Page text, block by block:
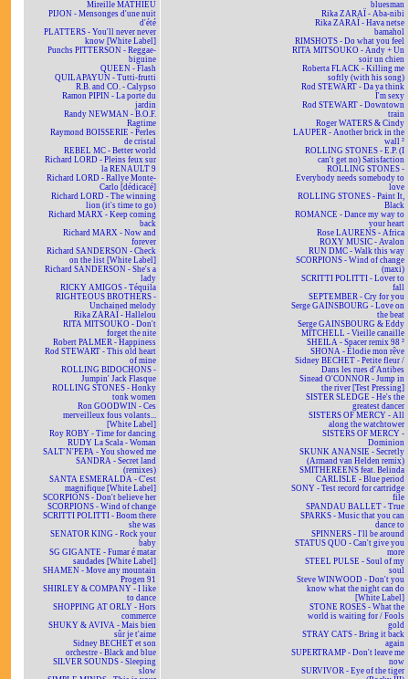
Mireille MATHIEU
PIJON - Mensonges d'une nuit
d'été
PLATTERS - You'll never never
know [White Label]
Punchs PITTERSON - Reggae-
biguine
QUEEN - Flash
QUILAPAYUN - Tutti-frutti
R.B. and CO. - Calypso
Ramon PIPIN - La porte du
jardin
Randy NEWMAN - B.O.F.
Ragtime
Raymond BOISSERIE - Perles
de cristal
REBEL MC - Better world
Richard LORD - Pleins feux sur
la RENAULT 9
Richard LORD - Rallye Monte-
Carlo [dédicacé]
Richard LORD - The winning
lion (it's time to go)
Richard MARX - Keep coming
back
Richard MARX - Now and
forever
Richard SANDERSON - Check
on the list [White Label]
Richard SANDERSON - She's a
lady
RICKY AMIGOS - Téquila
RIGHTEOUS BROTHERS -
Unchained melody
Rika ZARAÏ - Hallelou
RITA MITSOUKO - Don't
forget the nite
Robert PALMER - Happiness
Rod STEWART - This old heart
of mine
ROLLING BIDOCHONS -
Jumpin' Jack Flasque
ROLLING STONES - Honky
tonk women
Ron GOODWIN - Ces
merveilleux fous volants...
[White Label]
Roy ROBY - Time for dancing
RUDY La Scala - Woman
SALT'N'PEPA - You showed me
SANDRA - Secret land
(remixes)
SANTA ESMERALDA - C'est
magnifique [White Label]
SCORPIONS - Don't believe her
SCORPIONS - Wind of change
SCRITTI POLITTI - Boom there
she was
SENATOR KING - Rock your
baby
SG GIGANTE - Fumar é matar
saudades [White Label]
SHAMEN - Move any mountain
Progen 91
SHIRLEY & COMPANY - I like
to dance
SHOPPING AT ORLY - Hors
commerce
SHUKY & AVIVA - Mais bien
sûr je t'aime
Sidney BECHET et son
orchestre - Black and blue
SILVER SOUNDS - Sleeping
slow
bluesman
Rika ZARAÏ - Aba-nibi
Rika ZARAÏ - Hava netse
bamahol
RIMSHOTS - Do what you feel
RITA MITSOUKO - Andy + Un
soir un chien
Roberta FLACK - Killing me
softly (with his song)
Rod STEWART - Da ya think
I'm sexy
Rod STEWART - Downtown
train
Roger WATERS & Cindy
LAUPER - Another brick in the
wall ²
ROLLING STONES - E.P. (I
can't get no) Satisfaction
ROLLING STONES -
Everybody needs somebody to
love
ROLLING STONES - Paint It,
Black
ROMANCE - Dance my way to
your heart
Rose LAURENS - Africa
ROXY MUSIC - Avalon
RUN DMC - Walk this way
SCORPIONS - Wind of change
(maxi)
SCRITTI POLITTI - Lover to
fall
SEPTEMBER - Cry for you
Serge GAINSBOURG - Love on
the beat
Serge GAINSBOURG & Eddy
MITCHELL - Vieille canaille
SHEILA - Spacer remix 98 ²
SHONA - Elodie mon rêve
Sidney BECHET - Petite fleur /
Dans les rues d'Antibes
Sinead O'CONNOR - Jump in
the river [Test Pressing]
SISTER SLEDGE - He's the
greatest dancer
SISTERS OF MERCY - All
along the watchtower
SISTERS OF MERCY -
Dominion
SKUNK ANANSIE - Secretly
(Armand van Helden remix)
SMITHEREENS feat. Belinda
CARLISLE - Blue period
SONY - Test record for cartridge
file
SPANDAU BALLET - True
SPARKS - Music that you can
dance to
SPINNERS - I'll be around
STATUS QUO - Can't give you
more
STEEL PULSE - Soul of my
soul
Steve WINWOOD - Don't you
know what the night can do
[White Label]
STONE ROSES - What the
world is waiting for / Fools
gold
STRAY CATS - Bring it back
again
SUPERTRAMP - Don't leave me
now
SURVIVOR - Eye of the tiger